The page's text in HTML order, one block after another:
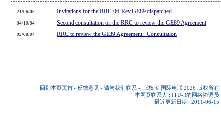
21/06/05 Invitations for the RRC-06-Rev.GE89 dispatched...
04/10/04 Second consultation on the RRC to review the GE89 Agreement
02/08/04 RRC to review the GE89 Agreement - Consultation
回到本页页首 - 反馈意见 - 请与我们联系 - 版权 © 国际电联 2026 版权所有
本网页联系人 : ITU-R的网络协调员
最近更新日期 : 2011-06-15